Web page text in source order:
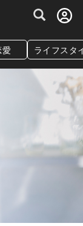
ムレストラン予約
ライフスタ